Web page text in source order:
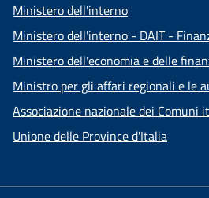
Ministero dell'interno
Ministero dell'interno - DAIT -
Ministero dell'economia e delle
Ministro per gli affari regionali e le
Associazione nazionale dei Comuni
Unione delle Province d'Italia